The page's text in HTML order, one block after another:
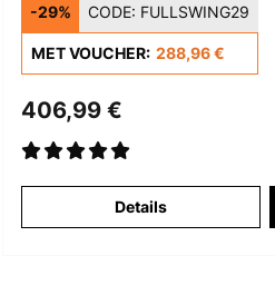
-29% CODE: FULLSWING29
MET VOUCHER: 288,96 €
406,99 €
Details